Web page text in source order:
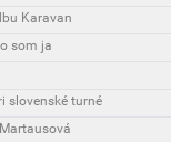
Karavan
som ja
slovenské turné